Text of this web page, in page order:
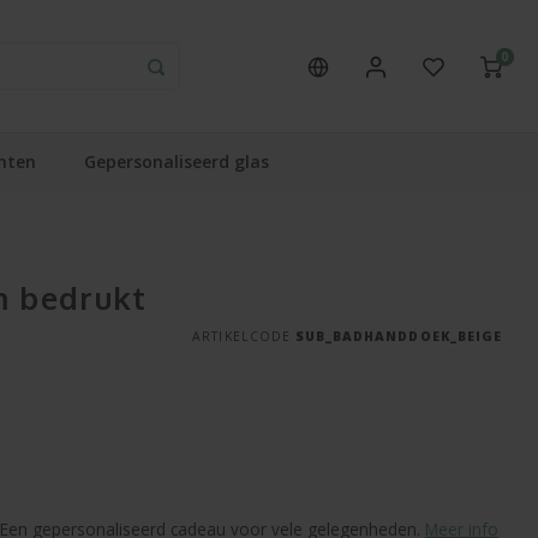
0
Gepersonaliseerd glas
bedrukt
ARTIKELCODE SUB_BADHANDDOEK_BEIGE
gepersonaliseerd cadeau voor vele gelegenheden. Meer info